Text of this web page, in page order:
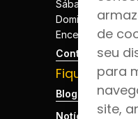
Sábados - 08h
Domingos e
Encerrado
Contactos
Fique por
Blog da Saúde
Notícias
de
seu
para
site,